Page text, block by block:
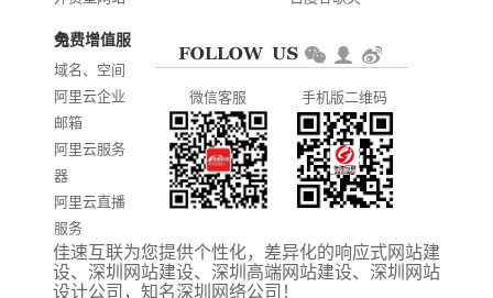
商城网站开
发
门户信息平
台开发
AI智能发布
免费增值服务
域名、空间
阿里云企业
邮箱
阿里云服务
器
阿里云直播
服务
阿里云ICP备
案
微信客服 手机版二维码
佳速互联为您提供个性化，差异化的响应式网站建
设、 深圳网站建设、 深圳高端网站建设、 深圳网站
设计公司 ，知名深圳网络公司 ！